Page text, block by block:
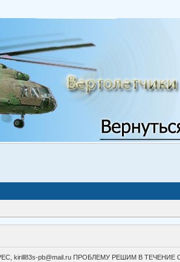
kirill83s-pb@mail.ru ПРОБЛЕМУ РЕШИМ В